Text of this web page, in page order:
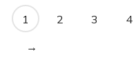
1 2 3 4
→